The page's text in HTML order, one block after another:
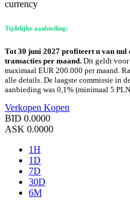
currency
Tijdelijke aanbieding:
Tot 30 juni 2027 profiteert u van nul
transacties per maand. Dit geldt voor
maximaal EUR 200.000 per maand.
alle details. De laagste commissie in
aanbieding was 0,1% (minimaal 5
Verkopen Kopen
BID 0.0000
ASK 0.0000
1H
1D
7D
30D
6M